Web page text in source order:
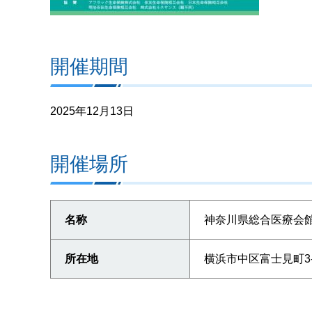
開催期間
2025年12月13日
開催場所
名称 神奈川県総合医療会
所在地 横浜市中区富士見町